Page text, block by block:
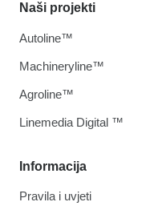
Informacija
Pravila i uvjeti
Naši projekti
Autoline™
Machineryline™
Agroline™
Linemedia Digital ™